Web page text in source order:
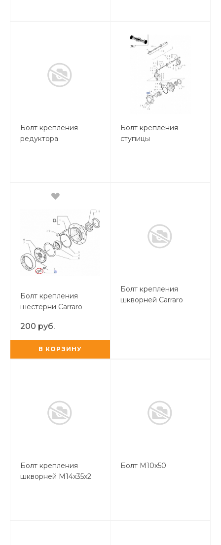
Болт крепления
редуктора
Болт крепления
ступицы
Болт крепления
шестерни Carraro
200 руб.
В КОРЗИНУ
Болт крепления
шкворней Carraro
Болт крепления
шкворней M14x35x2
Болт М10х50